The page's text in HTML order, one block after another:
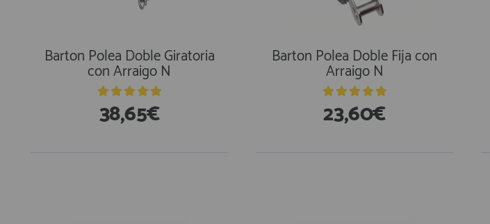
Barton Polea Doble Giratoria
con Arraigo N
38,65€
Barton Polea Doble Fija con
Arraigo N
23,60€